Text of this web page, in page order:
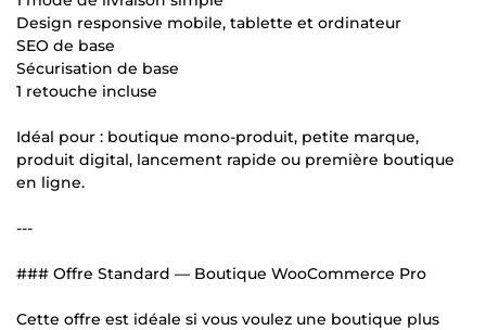
Design responsive mobile, tablette et ordinateur
SEO de base
Sécurisation de base
1 retouche incluse
Idéal pour : boutique mono-produit, petite marque,
produit digital, lancement rapide ou première boutique
en ligne.
---
### Offre Standard — Boutique WooCommerce Pro
Cette offre est idéale si vous voulez une boutique plus